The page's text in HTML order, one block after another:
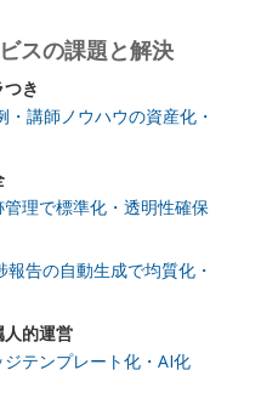
スの課題と解決
き
講師ノウハウの資産化・
理で標準化・透明性確保
告の自動生成で均質化・
的運営
テンプレート化・AI化